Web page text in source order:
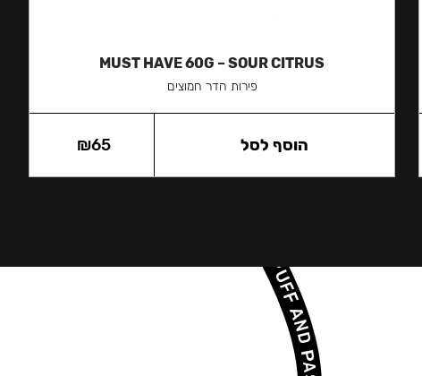
MUST HAVE 60G – SOUR CITRUS
פירות הדר חמוצים
₪65 הוסף לסל